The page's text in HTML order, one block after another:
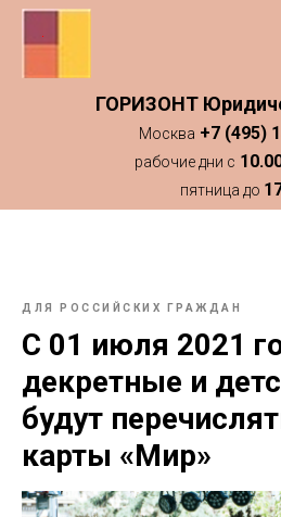
ГОРИЗОНТ
Москва +7 (495)
рабочие дни с
пятница до
ДЛЯ РОССИЙСКИХ ГРАЖДАН
С 01 июля 2021
декретные и
будут
карты «Мир»